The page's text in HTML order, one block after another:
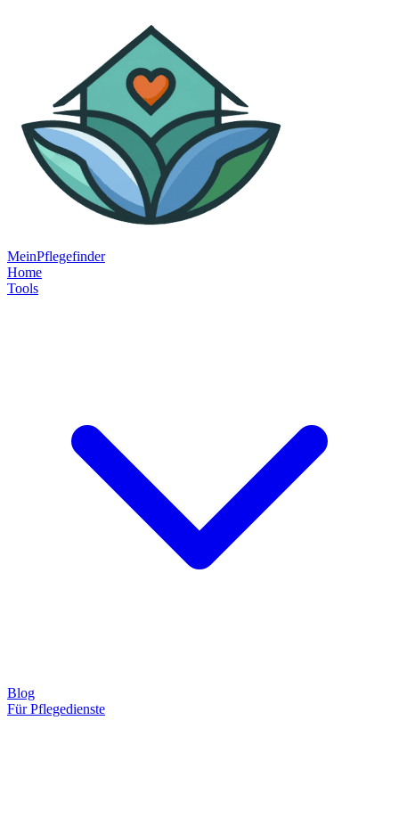
MeinPflegefinder
Home
Tools
Blog
Für Pflegedienste